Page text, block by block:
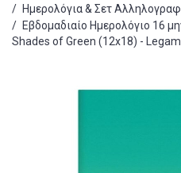
/ Ημερολόγια & Σετ
/ Εβδομαδιαίο Ημερολόγιο 16
Shades of Green (12x18) -